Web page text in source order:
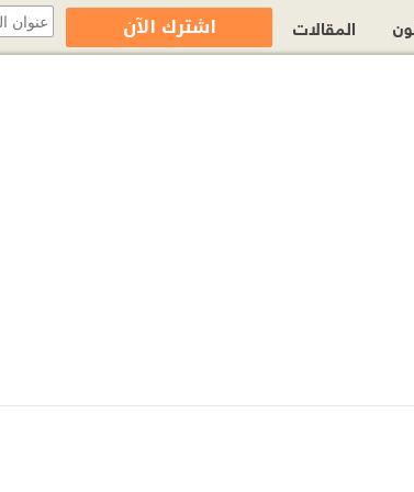
المقالات اشترك الآن